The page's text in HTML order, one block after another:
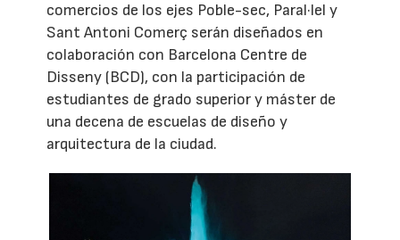
comercios de los ejes Poble-sec, Paral·lel y
Sant Antoni Comerç serán diseñados en
colaboración con Barcelona Centre de
Disseny (BCD), con la participación de
estudiantes de grado superior y máster de
una decena de escuelas de diseño y
arquitectura de la ciudad.